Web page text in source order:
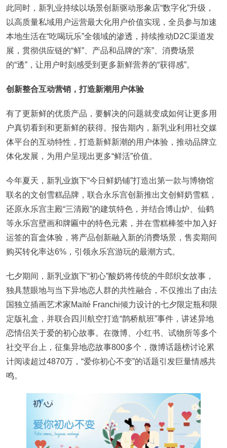
此同时，新乳业持续以场景创新驱动形象店“数字化”升级，
以高质量私域用户运营最大化用户价值实现，全员参与加速
本地生活在“吃喝玩乐”全领域的渗透，持续推动D2C渠道发
展，贯彻供应链的“鲜”、产品和品牌的“亲”、消费场景
的“透”，让用户时刻感受到更多新鲜营养的“获得感”。
创新整合互动营销，打造新潮用户体验
有了更新鲜的优质产品，要解决的问题就变成如何让更多用
户真切看到和更新鲜的获得。报告期内，新乳业利用社交媒
体平台的互动特性，打造新鲜新潮的用户体验，推动品牌立
体化发展，为用户呈现出更多“鲜活”价值。
今年夏天，新乳业旗下“今日鲜奶铺”打造出第一款与博物馆
联名的文创雪糕品牌，联合永乐宫创新推出文创鲜奶雪糕，
还原永乐宫主殿“三清殿”的建筑特色，并结合博山炉、仙鹤
等永乐宫壁画和牌匾中的特色元素，并在雪糕棒签中加入好
运签的盲盒体验，将产品创新融入新的消费场景，售卖期间
购买转化率达6%，引领永乐宫游玩的最潮方式。
七夕期间，新乳业旗下“初心”酸奶将传统的牛郎织女故事，
独具慧眼地与当下异地恋人群的共性融合，不仅推出了由法
国独立插画艺术家Maïté Franchi倾力设计的七夕限定瓶和限
定版礼盒，并联合四川航空打造“鹊桥航班”事件，讲述异地
恋情侣关于爱的初心故事。在微博、小红书、试物所等多个
社交平台上，征集异地恋故事800多个，微博话题榜讨论累
计阅读超过4870万，“爱你初心不变”的话题引发巨量情感共
鸣。